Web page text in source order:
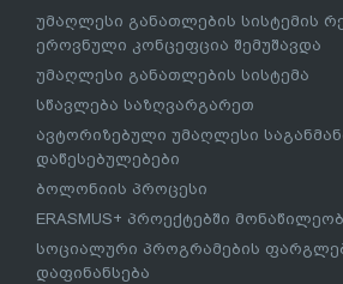
უმაღლესი განათლების სისტემის
ეროვნული კონცეფცია შემუშავდა
უმაღლესი განათლების სისტემა
სწავლება საზღვარგარეთ
ავტორიზებული უმაღლესი
დაწესებულებები
ბოლონიის პროცესი
ERASMUS+ პროექტებში
სოციალური პროგრამების
დაფინანსება